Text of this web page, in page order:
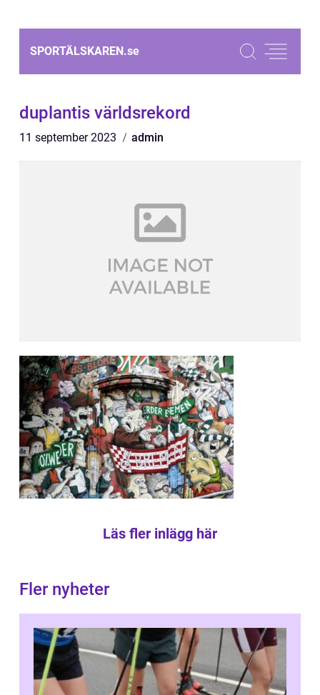
SPORTÄLSKAREN.se
duplantis världsrekord
11 september 2023 admin
Läs fler inlägg här
Fler nyheter